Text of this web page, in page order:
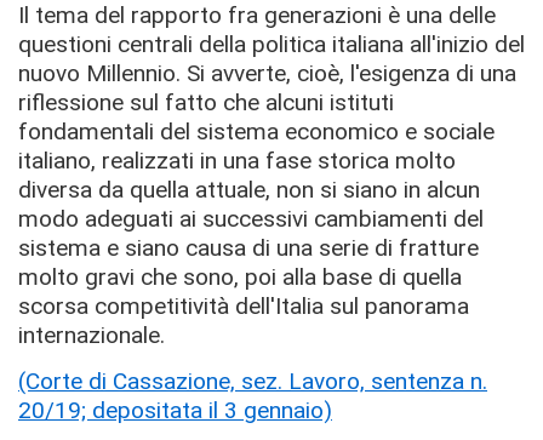
Il tema del rapporto fra generazioni è una delle
questioni centrali della politica italiana all'inizio del
nuovo Millennio. Si avverte, cioè, l'esigenza di una
riflessione sul fatto che alcuni istituti
fondamentali del sistema economico e sociale
italiano, realizzati in una fase storica molto
diversa da quella attuale, non si siano in alcun
modo adeguati ai successivi cambiamenti del
sistema e siano causa di una serie di fratture
molto gravi che sono, poi alla base di quella
scorsa competitività dell'Italia sul panorama
internazionale.
(Corte di Cassazione, sez. Lavoro, sentenza n.
20/19; depositata il 3 gennaio)